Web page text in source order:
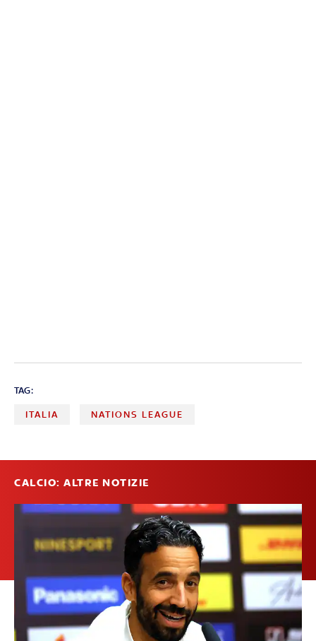
TAG:
ITALIA NATIONS LEAGUE
CALCIO: ALTRE NOTIZIE